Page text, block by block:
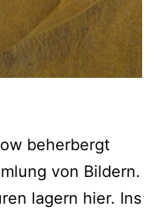
beherbergt
von Bildern.
lagern hier. Ins